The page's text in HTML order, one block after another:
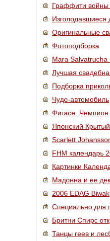
Граффити войны
Изголодавшиеся
Оригинальные
Фотоподборка
Mara Salvatrucha
Лучшая
Подборка
Чудо-автомобиль
Фигасе. Чемпион
Японский
Scarlett
FHM календарь
Картинки
Мадонна и ее
2006 EDAG Biwak
Специально для
Бритни Спирс
Танцы геев и